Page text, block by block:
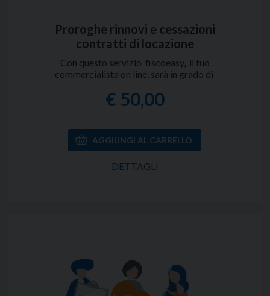
Proroghe rinnovi e cessazioni
contratti di locazione
Con questo servizio fiscoeasy, il tuo
commercialista on line , sarà in grado di
locazione. Tutto comodamente OnLine.
€ 50,00
DETTAGLI